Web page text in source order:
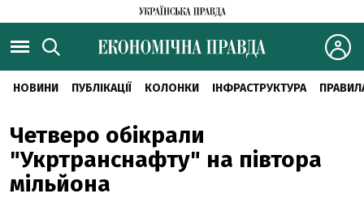
НОВИНИ ПУБЛІКАЦІЇ КОЛОНКИ ІНФРАСТРУКТУРА
Четверо обікрали
"Укртранснафту" на півтора
мільйона